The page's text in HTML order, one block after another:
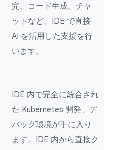
完、コード生成、チャ
ットなど、IDE で直接
AI を活用した支援を行
います。
IDE 内で完全に統合され
た Kubernetes 開発、デ
バッグ環境が手に入り
ます。IDE 内から直接ク